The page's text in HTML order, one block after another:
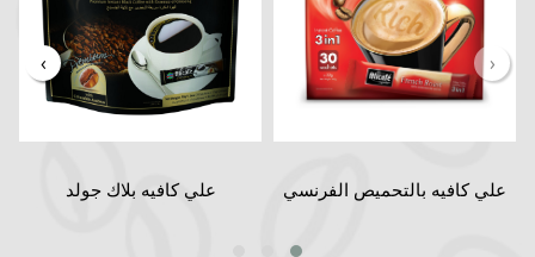
علي كافيه بالتحميص الفرنسي علي كافيه بلاك جولد
‹
›